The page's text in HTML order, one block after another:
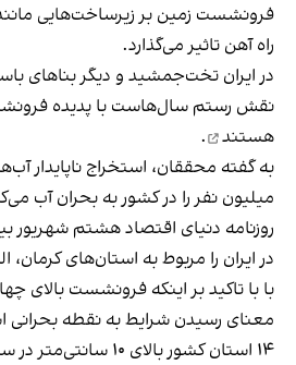
فرونشست زمین بر زیرساخت‌هایی
راه آهن تاثیر می‌گذارد.
در ایران تخت‌جمشید و دیگر بناهای
نقش رستم سال‌هاست با پدیده
هستند
.
میلیون نفر را در کشور به بحران آب
روزنامه دنیای اقتصاد هشتم
در ایران را مربوط به استان‌های کرمان،
با با تاکید بر اینکه فرونشست بالای
معنای رسیدن شرایط به نقطه بحرانی
۱۴ استان‌ کشور بالای ۱۰ سانتی‌متر در سال است.